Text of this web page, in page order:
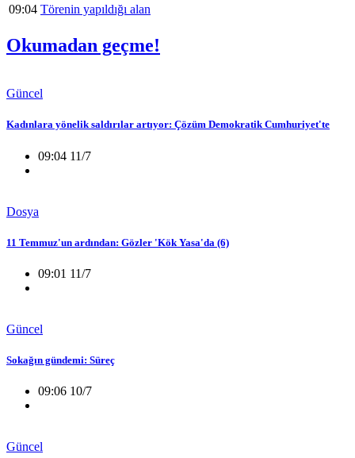
09:04 Törenin yapıldığı alan
Okumadan geçme!
Güncel
Kadınlara yönelik saldırılar artıyor: Çözüm Demokratik Cumhuriyet'te
09:04 11/7
Dosya
11 Temmuz'un ardından: Gözler 'Kök Yasa'da (6)
09:01 11/7
Güncel
Sokağın gündemi: Süreç
09:06 10/7
Güncel